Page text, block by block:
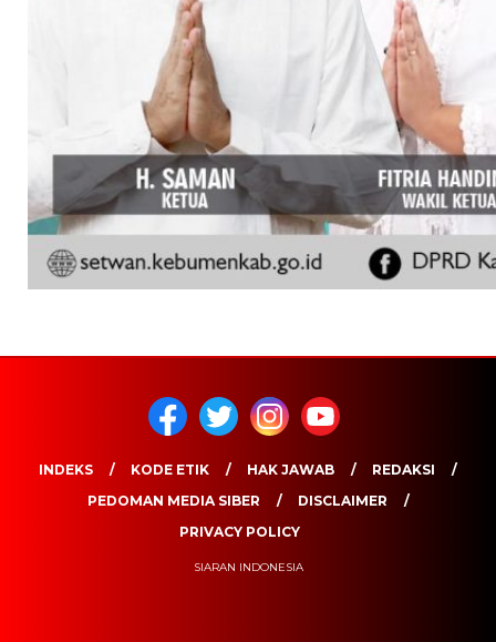
INDEKS KODE ETIK HAK JAWAB
REDAKSI
PEDOMAN MEDIA SIBER
DISCLAIMER
PRIVACY POLICY
SIARAN INDONESIA